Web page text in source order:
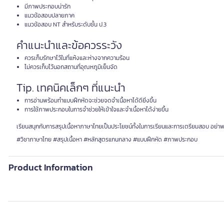
มีภาพประกอบน่ารัก
แนวข้อสอบปลายภาค
แนวข้อสอบ NT สำหรับระดับชั้น ป.3
คำแนะนำและข้อควรระวัง
ควรเก็บรักษาไว้ในที่แห้งและห่างจากความร้อน
ไม่ควรเก็บไว้นอกสถานที่อุณหภูมิเย็นจัด
Tip. เทคนิคเล็กๆ ที่แนะนำ
การอ่านพร้อมทำแบบฝึกหัดจะช่วยจดจำเนื้อหาได้ดียิ่งขึ้น
การใช้ภาพประกอบในการจำช่วยให้เข้าใจและจำเนื้อหาได้ง่ายขึ้น
เรียนสนุกกับการสรุปเนื้อหาภาษาไทยเป็นประโยชน์ทั้งในการเรียนและการเตรียมสอบ อย่
#วิชาภาษาไทย #สรุปเนื้อหา #หลักสูตรแกนกลาง #แบบฝึกหัด #ภาพประกอบ
Product Information